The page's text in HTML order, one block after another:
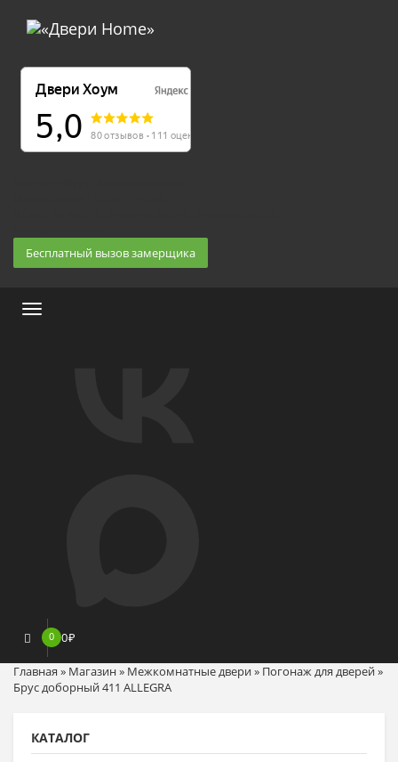
Бесплатный вызов замерщика
Меню
0 0₽
Главная » Магазин» Межкомнатные двери» Погонаж для дверей»
Брус доборный 411 ALLEGRA
КАТАЛОГ